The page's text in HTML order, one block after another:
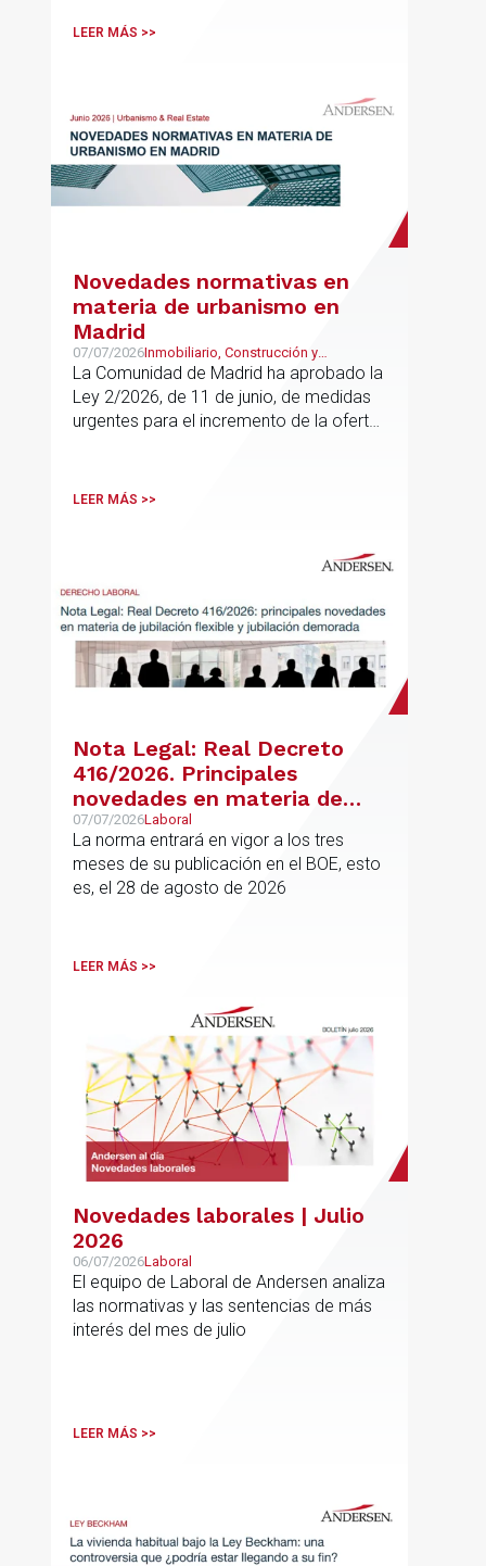
LEER MÁS >>
Novedades normativas en
materia de urbanismo en
Madrid
07/07/2026Inmobiliario, Construcción y
Urbanismo
La Comunidad de Madrid ha aprobado la
Ley 2/2026, de 11 de junio, de medidas
urgentes para el incremento de la oferta
LEER MÁS >>
Nota Legal: Real Decreto
416/2026. Principales
novedades en materia de
jubilación flexible y jubilación
demorada
07/07/2026Laboral
La norma entrará en vigor a los tres
meses de su publicación en el BOE, esto
es, el 28 de agosto de 2026
LEER MÁS >>
Novedades laborales | Julio
2026
06/07/2026Laboral
El equipo de Laboral de Andersen analiza
las normativas y las sentencias de más
interés del mes de julio
LEER MÁS >>